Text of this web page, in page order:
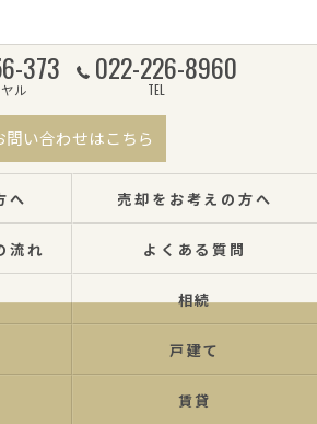
373
ル
022-226-8960
TEL
問い合わせはこちら
へ 売却をお考えの方へ
流れ よくある質問
相続
戸建て
賃貸